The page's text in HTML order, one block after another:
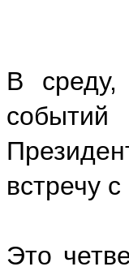
В среду,
событий
встречу
Это